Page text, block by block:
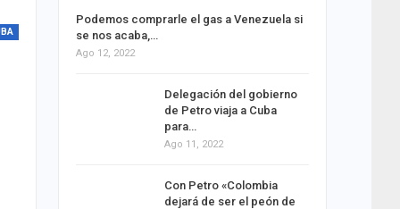
Podemos comprarle el gas a Venezuela si
se nos acaba,…
Ago 12, 2022
Delegación del gobierno
de Petro viaja a Cuba
para…
Ago 11, 2022
Con Petro «Colombia
dejará de ser el peón de